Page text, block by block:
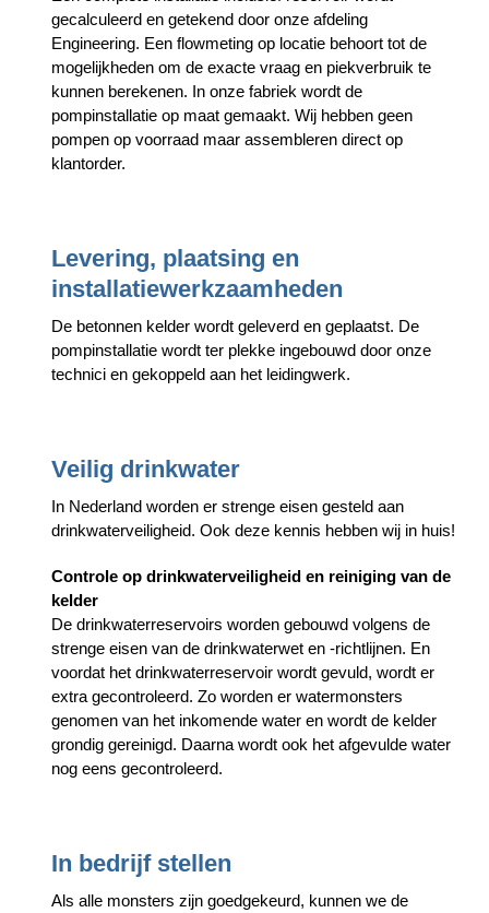
gecalculeerd en getekend door onze afdeling
Engineering. Een flowmeting op locatie behoort tot de
mogelijkheden om de exacte vraag en piekverbruik te
kunnen berekenen. In onze fabriek wordt de
pompinstallatie op maat gemaakt. Wij hebben geen
pompen op voorraad maar assembleren direct op
klantorder.
Levering, plaatsing en
installatiewerkzaamheden
De betonnen kelder wordt geleverd en geplaatst. De
pompinstallatie wordt ter plekke ingebouwd door onze
technici en gekoppeld aan het leidingwerk.
Veilig drinkwater
In Nederland worden er strenge eisen gesteld aan
drinkwaterveiligheid. Ook deze kennis hebben wij in huis!
Controle op drinkwaterveiligheid en reiniging van de
kelder
De drinkwaterreservoirs worden gebouwd volgens de
strenge eisen van de drinkwaterwet en -richtlijnen. En
voordat het drinkwaterreservoir wordt gevuld, wordt er
extra gecontroleerd. Zo worden er watermonsters
genomen van het inkomende water en wordt de kelder
grondig gereinigd. Daarna wordt ook het afgevulde water
nog eens gecontroleerd.
In bedrijf stellen
Als alle monsters zijn goedgekeurd, kunnen we de